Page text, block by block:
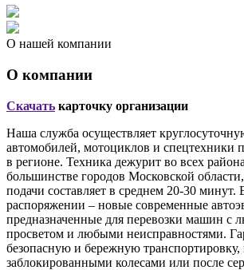
О нашей компании
О компании
Скачать карточку организации
Наша служба осуществляет
автомобилей, мотоциклов и спецтехники
в регионе. Техника дежурит во всех
большинстве городов Московской
подачи составляет в среднем 20-30
распоряжении – новые современные
предназначенные для перевозки машин
просветом и любыми неисправностями.
безопасную и бережную транспортировку,
заблокированными колесами или после